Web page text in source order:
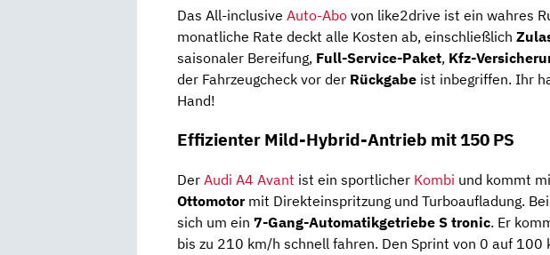
Das All-inclusive Auto-Abo von like2drive ist ein wahres
monatliche Rate deckt alle Kosten ab, einschließlich
saisonaler Bereifung, Full-Service-Paket, Kfz-
der Fahrzeugcheck vor der Rückgabe ist inbegriffen. Ihr
Hand!
Effizienter Mild-Hybrid-Antrieb mit 150 PS
Der Audi A4 Avant ist ein sportlicher Kombi und kommt
Ottomotormit Direkteinspritzung und Turboaufladung.
sich um ein 7-Gang-Automatikgetriebe S tronic. Er
bis zu 210 km/h schnell fahren. Den Sprint von 0 auf